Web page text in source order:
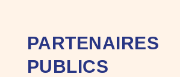
PARTENAIRES
PUBLICS